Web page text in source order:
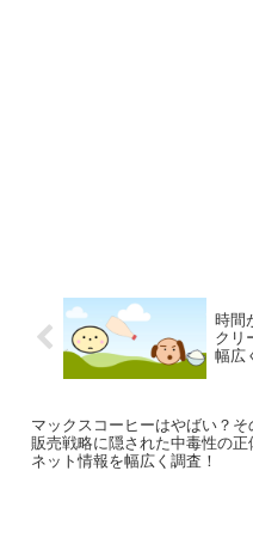
時間
クリ
幅広
マックスコーヒーはやばい？そ
販売戦略に隠された中毒性の正
ネット情報を幅広く調査！